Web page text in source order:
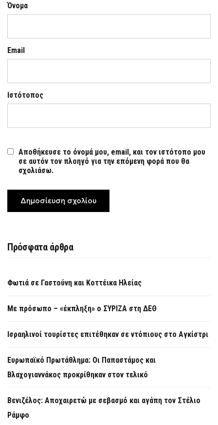
Όνομα
Email
Ιστότοπος
Αποθήκευσε το όνομά μου, email, και τον ιστότοπο μου
σε αυτόν τον πλοηγό για την επόμενη φορά που θα
σχολιάσω.
Πρόσφατα άρθρα
Φωτιά σε Γαστούνη και Κοττέικα Ηλείας
Με πρόσωπο – «έκπληξη» ο ΣΥΡΙΖΑ στη ΔΕΘ
Ισραηλινοί τουρίστες επιτέθηκαν σε ντόπιους στο Αγκίστρι
Ευρωπαϊκό Πρωτάθλημα: Οι Παπαστάμος και
Βλαχογιαννάκος προκρίθηκαν στον τελικό
Βενιζέλος: Αποχαιρετώ με σεβασμό και αγάπη τον Στέλιο
Ράμφο